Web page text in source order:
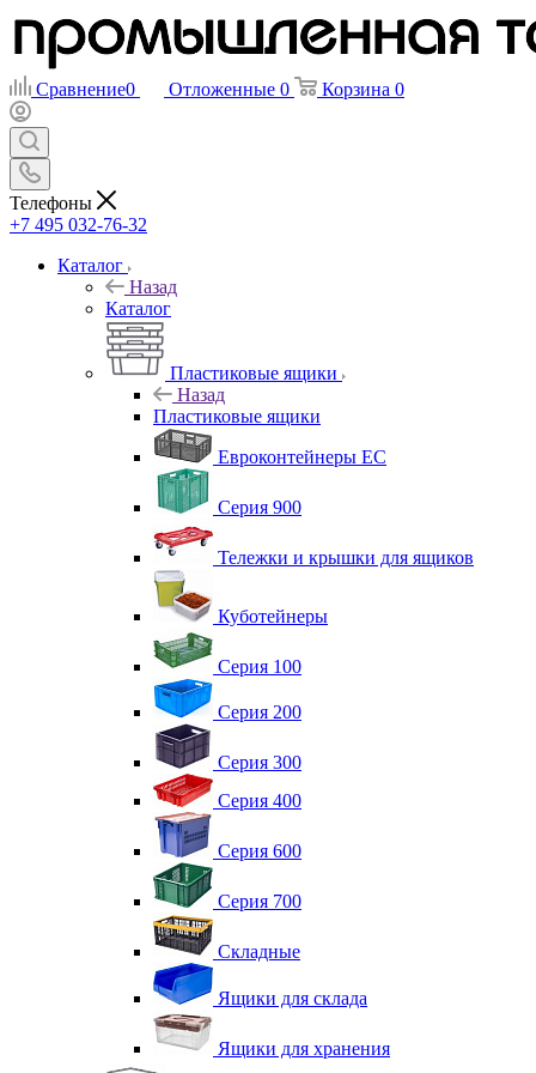
Сравнение0 Отложенные 0 Корзина 0
Телефоны
+7 495 032-76-32
Каталог
Назад
Каталог
Пластиковые ящики
Назад
Пластиковые ящики
Евроконтейнеры ЕС
Серия 900
Тележки и крышки для ящиков
Куботейнеры
Серия 100
Серия 200
Серия 300
Серия 400
Серия 600
Серия 700
Складные
Ящики для склада
Ящики для хранения